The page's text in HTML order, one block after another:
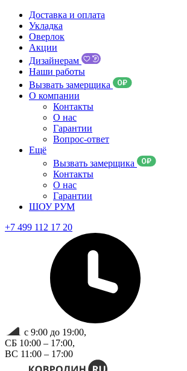
Доставка и оплата
Укладка
Оверлок
Акции
Дизайнерам
Наши работы
Вызвать замерщика
О компании
Контакты
О нас
Гарантии
Вопрос-ответ
Ещё
Вызвать замерщика
Контакты
О нас
Гарантии
ШОУ РУМ
+7 499 112 17 20
с 9:00 до 19:00,
СБ 10:00 – 17:00,
ВС 11:00 – 17:00